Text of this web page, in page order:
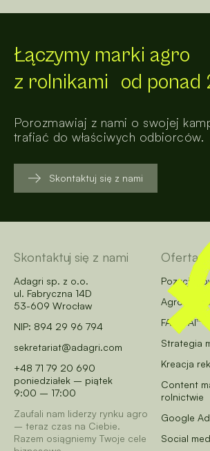
Łączymy marki agro
z rolnikami od ponad
Porozmawiaj z nami o swojej
trafiać do właściwych odbiorców.
Skontaktuj się z nami
Skontaktuj się z nami
Adagri sp. z o.o.
ul. Fabryczna 14D
53-609 Wrocław
NIP: 894 29 96 794
sekretariat@adagri.com
+48 71 79 20 690
poniedziałek – piątek
9:00 – 17:00
Zaufali nam liderzy rynku agro
– teraz czas na Ciebie.
Razem osiągniemy Twoje cele
Oferta
AgroCore
FARM AI™
Strategia
Kreacja
Content
rolnictwie
Google
Social